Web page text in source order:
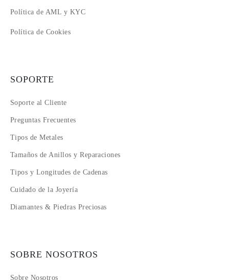
Política de AML y KYC
Política de Cookies
SOPORTE
Soporte al Cliente
Preguntas Frecuentes
Tipos de Metales
Tamaños de Anillos y Reparaciones
Tipos y Longitudes de Cadenas
Cuidado de la Joyería
Diamantes & Piedras Preciosas
SOBRE NOSOTROS
Sobre Nosotros